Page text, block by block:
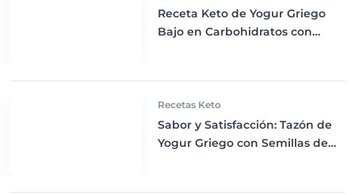
Receta Keto de Yogur Griego
Bajo en Carbohidratos con
Recetas Keto
Sabor y Satisfacción: Tazón de
Yogur Griego con Semillas de